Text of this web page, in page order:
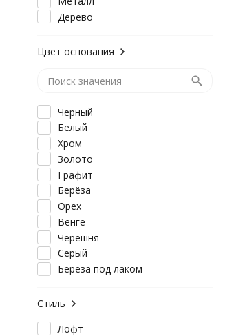
Дерево
Цвет основания
Черный
Белый
Хром
Золото
Графит
Берёза
Орех
Венге
Черешня
Серый
Берёза под лаком
Стиль
Лофт